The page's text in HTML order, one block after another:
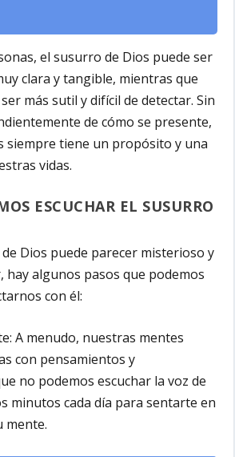
el susurro de Dios puede ser
clara y tangible, mientras que
más sutil y difícil de detectar. Sin
de cómo se presente,
siempre tiene un propósito y una
vidas.
ESCUCHAR EL SUSURRO
Dios puede parecer misterioso y
hay algunos pasos que podemos
con él:
A menudo, nuestras mentes
con pensamientos y
no podemos escuchar la voz de
minutos cada día para sentarte en
mente.